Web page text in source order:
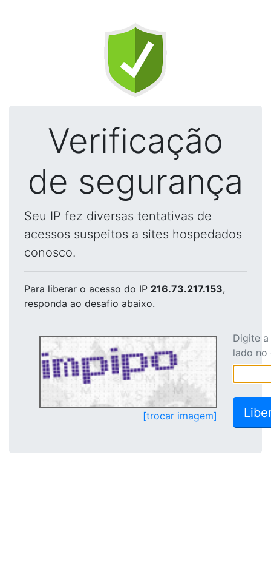
Verificação
de segurança
Seu IP fez diversas tentativas de
acessos suspeitos a sites hospedados
conosco.
Para liberar o acesso do IP 216.73.217.153,
responda ao desafio abaixo.
[trocar imagem]
Digite
lado no